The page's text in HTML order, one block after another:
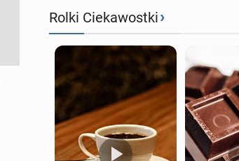
Rolki Ciekawostki›